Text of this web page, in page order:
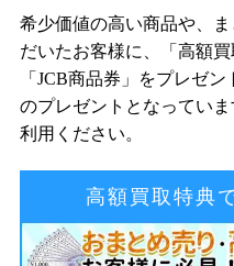
希少価値の高い商品や、
だいたお客様に、「高額
「JCB商品券」をプレゼ
のプレゼントとなってい
利用ください。
高額買取特典